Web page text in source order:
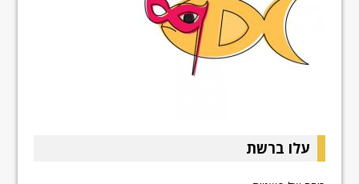
עלו ברשת